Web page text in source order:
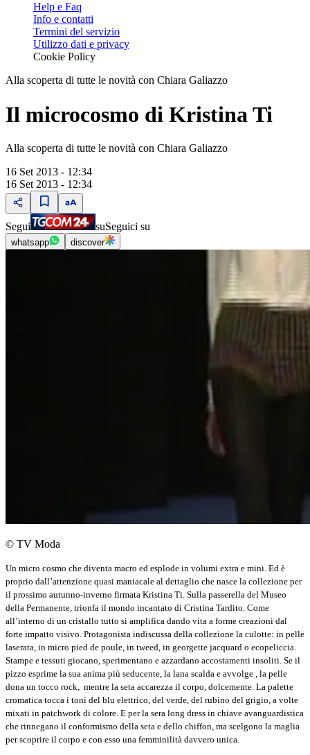
Help e Faq
Info e contatti
Termini del servizio
Utilizzo dati e privacy
Cookie Policy
Alla scoperta di tutte le novità con Chiara Galiazzo
Il microcosmo di Kristina Ti
Alla scoperta di tutte le novità con Chiara Galiazzo
16 Set 2013 - 12:34
16 Set 2013 - 12:34
Segui suSeguici su
whatsapp discover
© TV Moda
Un micro cosmo che diventa macro ed esplode in volumi extra e mini. Ed è
proprio dall’attenzione quasi maniacale al dettaglio che nasce la collezione per
il prossimo autunno-inverno firmata Kristina Ti. Sulla passerella del Museo
della Permanente, trionfa il mondo incantato di Cristina Tardito. Come
all’interno di un cristallo tutto si amplifica dando vita a forme creazioni dal
forte impatto visivo. Protagonista indiscussa della collezione la culotte: in pelle
laserata, in micro pied de poule, in tweed, in georgette jacquard o ecopeliccia.
Stampe e tessuti giocano, sperimentano e azzardano accostamenti insoliti. Se il
pizzo esprime la sua anima più seducente, la lana scalda e avvolge , la pelle
dona un tocco rock, mentre la seta accarezza il corpo, dolcemente. La palette
cromatica tocca i toni del blu elettrico, del verde, del rubino del grigio, a volte
mixati in patchwork di colore. E per la sera long dress in chiave avanguardistica
che rinnegano il conformismo della seta e dello chiffon, ma scelgono la maglia
per scoprire il corpo e con esso una femminilità davvero unica.